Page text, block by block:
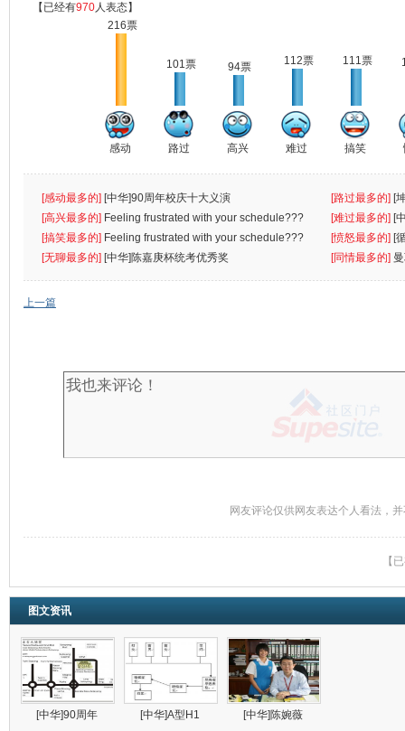
【已经有970人表态】
216票
感动
101票
路过
94票
高兴
112票
难过
111票
搞笑
[感动最多的] [中华]90周年校庆十大义演 [路过最多的] [
[高兴最多的] Feeling frustrated with your schedule??? [难过最多的] [
[搞笑最多的] Feeling frustrated with your schedule??? [愤怒最多的] [
[无聊最多的] [中华]陈嘉庚杯统考优秀奖 [同情最多的]
上一篇
网友评论仅供网友表达个人看法，
【
图文资讯
[中华]90周年 [中华]A型H1 [中华]陈婉薇